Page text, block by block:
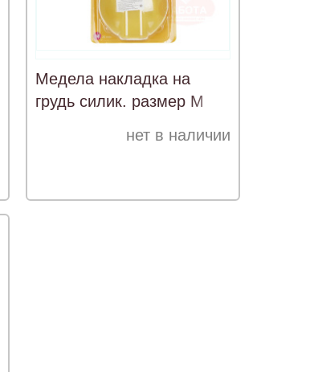
Медела накладка на
грудь силик. размер M
нет в наличии